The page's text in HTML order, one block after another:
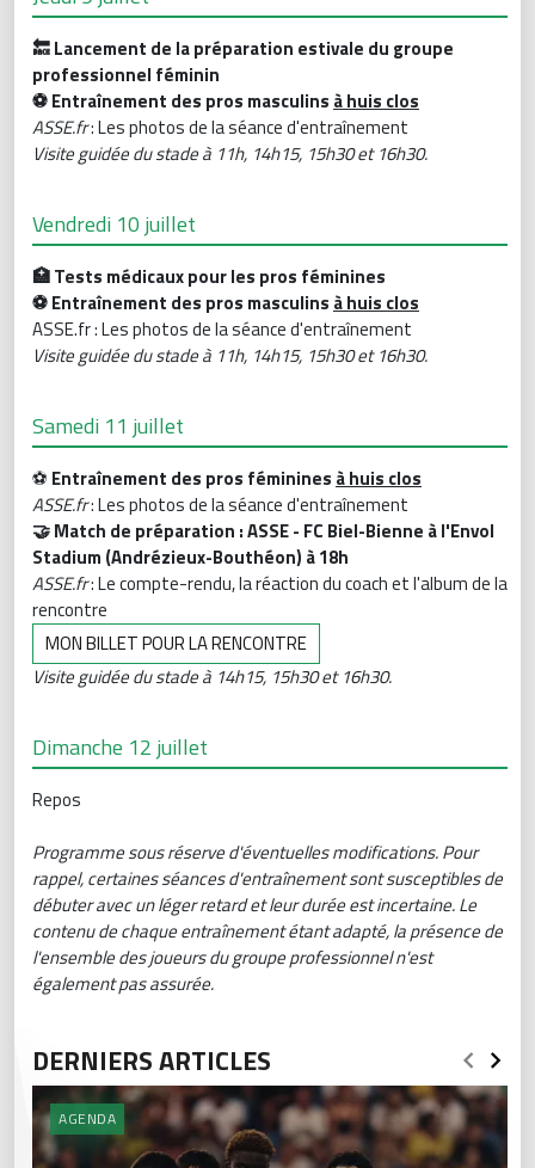
🔙 Lancement de la préparation estivale du groupe
professionnel féminin
⚽️ Entraînement des pros masculins à huis clos
ASSE.fr: Les photos de la séance d'entraînement
Visite guidée du stade à 11h, 14h15, 15h30 et 16h30.
Vendredi 10 juillet
🏥 Tests médicaux pour les pros féminines
⚽️ Entraînement des pros masculins à huis clos
ASSE.fr : Les photos de la séance d'entraînement
Visite guidée du stade à 11h, 14h15, 15h30 et 16h30.
Samedi 11 juillet
⚽️ Entraînement des pros féminines à huis clos
ASSE.fr: Les photos de la séance d'entraînement
🤝 Match de préparation : ASSE - FC Biel-Bienne à l'Envol
Stadium (Andrézieux-Bouthéon) à 18h
ASSE.fr: Le compte-rendu, la réaction du coach et l'album de la
rencontre
MON BILLET POUR LA RENCONTRE
Visite guidée du stade à 14h15, 15h30 et 16h30.
Dimanche 12 juillet
Repos
Programme sous réserve d'éventuelles modifications. Pour
rappel, certaines séances d'entraînement sont susceptibles de
débuter avec un léger retard et leur durée est incertaine. Le
contenu de chaque entraînement étant adapté, la présence de
l'ensemble des joueurs du groupe professionnel n'est
également pas assurée.
DERNIERS ARTICLES
AGENDA